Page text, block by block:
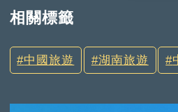
相關標籤
中國旅遊 湖南旅遊